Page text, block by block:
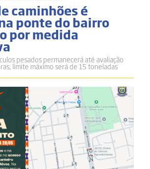
caminhões é
ponte do bairro
por medida
pesados permanecerá até avaliação
limite máximo será de 15 toneladas